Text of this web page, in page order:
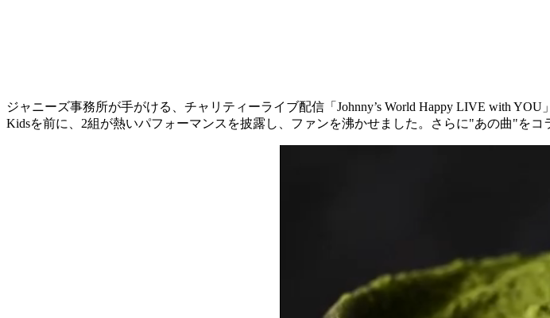
ジャニーズ事務所が手がける、チャリティーライブ配信「Johnny’s World Happy LIVE with
Kidsを前に、2組が熱いパフォーマンスを披露し、ファンを沸かせました。さらに"あの曲"をコ